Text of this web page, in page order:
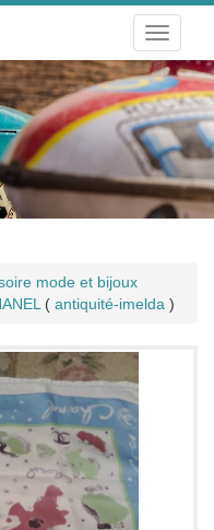
Toggle
mode et bijoux
( antiquité-imelda )